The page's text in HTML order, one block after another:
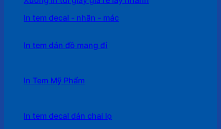
In tem decal - nhãn - mác
In tem dán đồ mang đi
In Tem Mỹ Phẩm
In tem decal dán chai lọ